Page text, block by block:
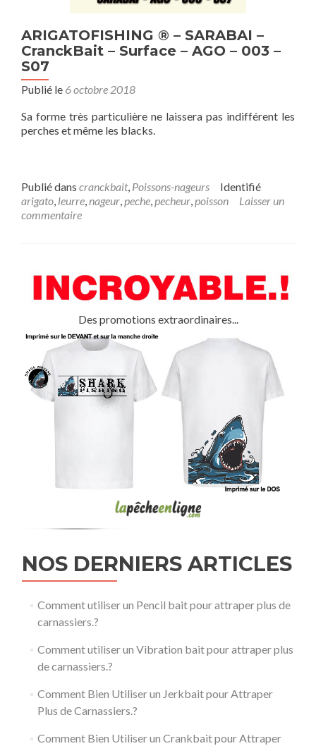
ARIGATOFISHING ® – SARABAI –
CranckBait – Surface – AGO – 003 –
S07
Publié le 6 octobre 2018
Sa forme très particulière ne laissera pas indifférent les
perches et même les blacks.
Publié dans cranckbait, Poissons-nageurs
Identifié
arigato, leurre,nageur,peche,pecheur,poisson
Laisser un
commentaire
Des promotions extraordinaires...
NOS DERNIERS ARTICLES
Comment utiliser un Pencil bait pour attraper plus de
carnassiers.?
Comment utiliser un Vibration bait pour attraper plus
de carnassiers.?
Comment Bien Utiliser un Jerkbait pour Attraper
Plus de Carnassiers.?
Comment Bien Utiliser un Crankbait pour Attraper